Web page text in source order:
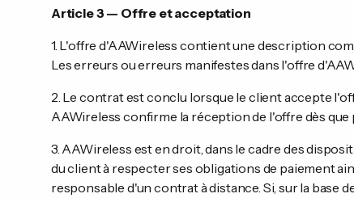
Article 3 — Offre et acceptation
1. L'offre d'AAWireless contient une description
Les erreurs ou erreurs manifestes dans l'offre
2. Le contrat est conclu lorsque le client accepte
AAWireless confirme la réception de l'offre dès
3. AAWireless est en droit, dans le cadre des
du client à respecter ses obligations de paiement
responsable d'un contrat à distance. Si, sur la base